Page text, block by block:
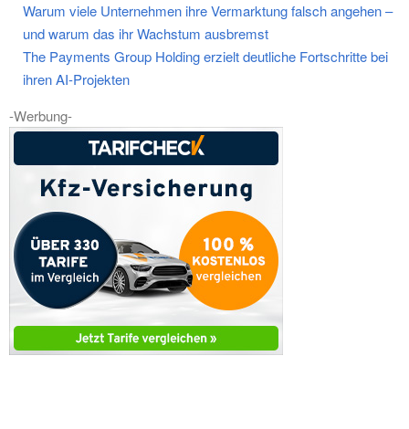
Warum viele Unternehmen ihre Vermarktung falsch angehen –
und warum das ihr Wachstum ausbremst
The Payments Group Holding erzielt deutliche Fortschritte bei
ihren AI-Projekten
-Werbung-